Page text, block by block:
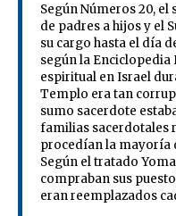
Según Números 20,
de padres a hijos y el
su cargo hasta el día
según la Enciclopedia
espiritual en Israel
Templo era tan
sumo sacerdote
familias sacerdotales
procedían la mayoría
Según el tratado
compraban sus
eran reemplazados